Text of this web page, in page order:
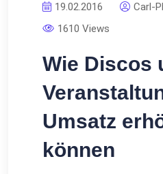
19.02.2016
Carl-
1610 Views
Wie Discos
Umsatz
können